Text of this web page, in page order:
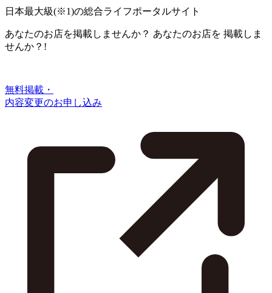
日本最大級(※1)の総合ライフポータルサイト
あなたのお店を掲載しませんか？ あなたのお店を 掲載しま
せんか？!
無料掲載・
内容変更のお申し込み